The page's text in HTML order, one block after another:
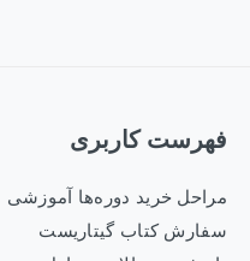
فهرست کاربری
مراحل خرید دوره‌ها آموزشی
سفارش کتاب گیتاریست